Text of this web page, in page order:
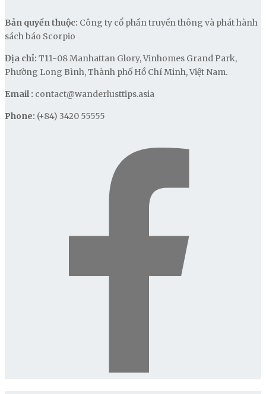
Bản quyền thuộc: Công ty cổ phần truyền thông và phát hành
sách báo Scorpio
Địa chỉ: T11-08 Manhattan Glory, Vinhomes Grand Park,
Phường Long Bình, Thành phố Hồ Chí Minh, Việt Nam.
Email : contact@wanderlusttips.asia
Phone: (+84) 3420 55555